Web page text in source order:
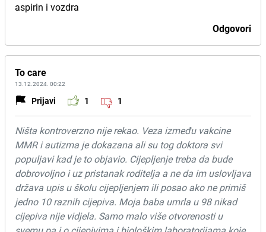
aspirin i vozdra
Odgovori
To care
13.12.2024. 00:22
Prijavi 1 1
Ništa kontroverzno nije rekao. Veza između vakcine
MMR i autizma je dokazana ali su tog doktora svi
populjavi kad je to objavio. Cijepljenje treba da bude
dobrovoljno i uz pristanak roditelja a ne da im uslovljava
država upis u školu cijepljenjem ili posao ako ne primiš
jedno 10 raznih cijepiva. Moja baba umrla u 98 nikad
cijepiva nije vidjela. Samo malo više otvorenosti u